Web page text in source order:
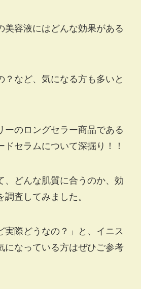
美容液にはどんな効果がある
？など、気になる方も多いと
ーのロングセラー商品である
ドセラムについて深掘り！！
、どんな肌質に合うのか、効
査してみました。
実際どうなの？」と、イニス
になっている方はぜひご参考